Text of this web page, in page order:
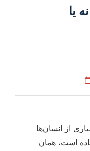
یا
از انسان‌ها
است، همان